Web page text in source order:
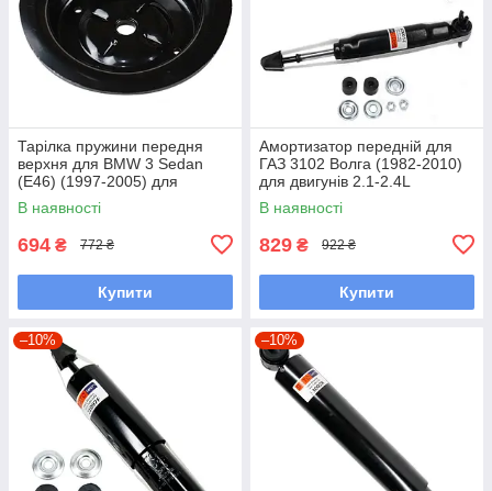
Тарілка пружини передня
верхня для BMW 3 Sedan
(E46) (1997-2005) для
двигунів 1.6-3L
В наявності
694 ₴ 772 ₴
Купити
Амортизатор передній для
ГАЗ 3102 Волга (1982-2010)
для двигунів 2.1-2.4L
В наявності
829 ₴ 922 ₴
Купити
–10% –10%